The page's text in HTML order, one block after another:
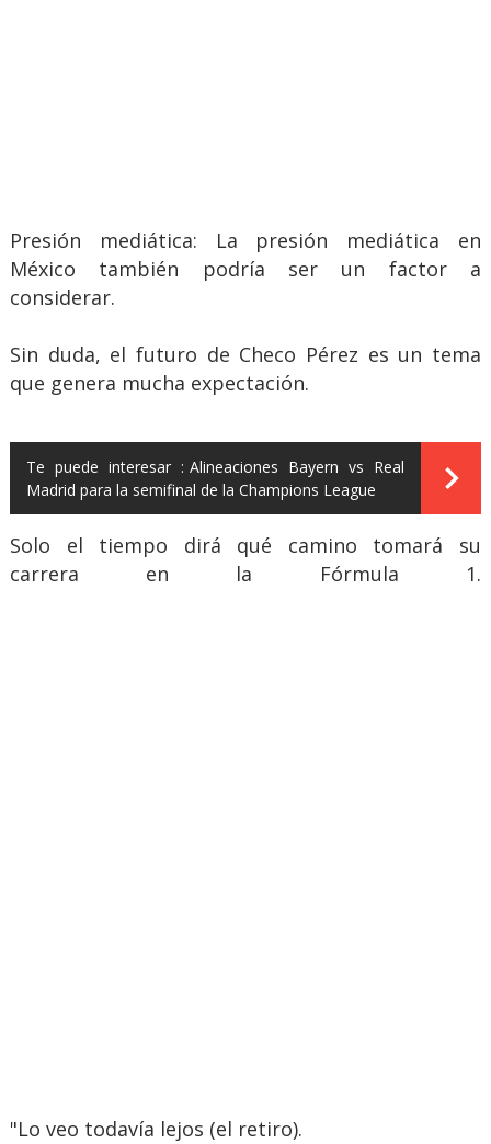
Presión mediática: La presión mediática en
México también podría ser un factor a
considerar.
Sin duda, el futuro de Checo Pérez es un tema
que genera mucha expectación.
Te puede interesar : Alineaciones Bayern vs Real
Madrid para la semifinal de la Champions League
Solo el tiempo dirá qué camino tomará su
carrera en la Fórmula 1.
"Lo veo todavía lejos (el retiro).